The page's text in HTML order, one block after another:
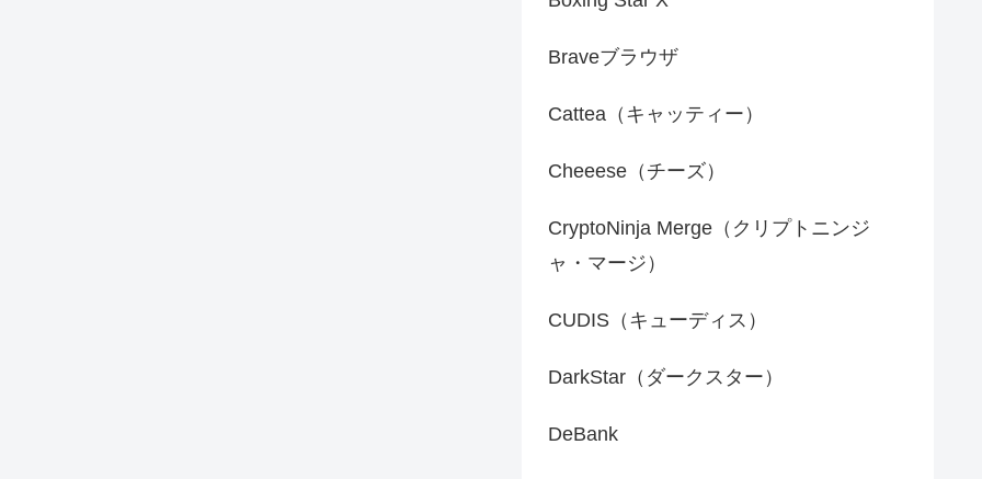
Braveブラウザ
Cattea（キャッティー）
Cheeese（チーズ）
CryptoNinja Merge（クリプトニンジ
ャ・マージ）
CUDIS（キューディス）
DarkStar（ダークスター）
DeBank